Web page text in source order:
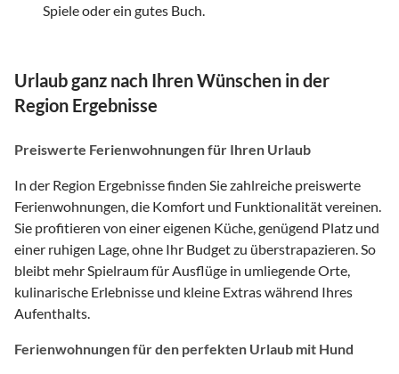
Spiele oder ein gutes Buch.
Urlaub ganz nach Ihren Wünschen in der
Region Ergebnisse
Preiswerte Ferienwohnungen für Ihren Urlaub
In der Region Ergebnisse finden Sie zahlreiche preiswerte
Ferienwohnungen, die Komfort und Funktionalität vereinen.
Sie profitieren von einer eigenen Küche, genügend Platz und
einer ruhigen Lage, ohne Ihr Budget zu überstrapazieren. So
bleibt mehr Spielraum für Ausflüge in umliegende Orte,
kulinarische Erlebnisse und kleine Extras während Ihres
Aufenthalts.
Ferienwohnungen für den perfekten Urlaub mit Hund